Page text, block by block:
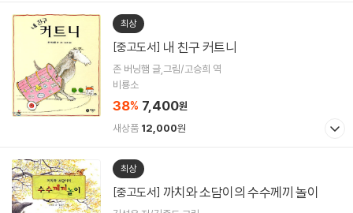
최상
[중고도서] 내 친구 커트니
존 버닝햄 글,그림/고승희 역
비룡소
38% 7,400원
새상품 12,000원
최상
[중고도서] 까치와 소담이의 수수께끼 놀이